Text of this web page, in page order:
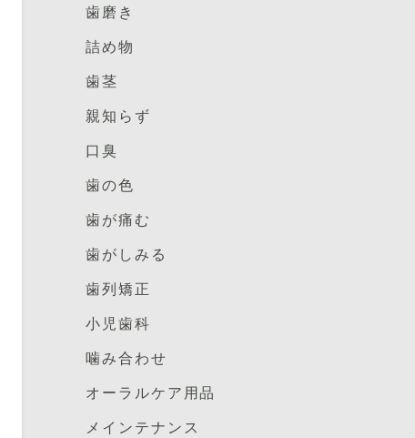
歯磨き
詰め物
歯茎
親知らず
口臭
歯の色
歯が痛む
歯がしみる
歯列矯正
小児歯科
噛み合わせ
オーラルケア用品
メインテナンス